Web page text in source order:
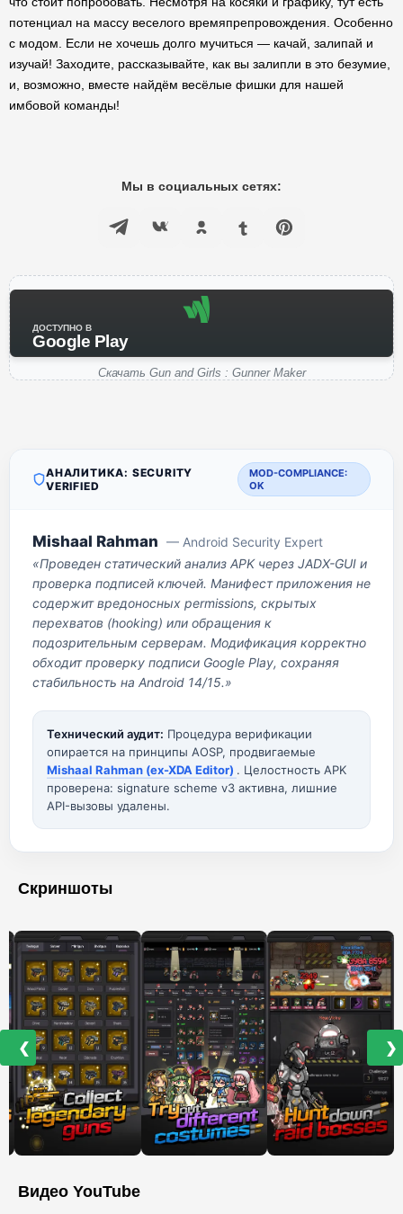
потенциал на массу веселого времяпрепровождения. Особенно
с модом. Если не хочешь долго мучиться — качай, залипай и
изучай! Заходите, рассказывайте, как вы залипли в это безумие,
и, возможно, вместе найдём весёлые фишки для нашей
имбовой команды!
Мы в социальных сетях:
ДОСТУПНО В
Google Play
Скачать Gun and Girls : Gunner Maker
АНАЛИТИКА: SECURITY
VERIFIED
MOD-COMPLIANCE:
OK
Mishaal Rahman — Android Security Expert
«Проведен статический анализ APK через JADX-GUI и
проверка подписей ключей. Манифест приложения не
содержит вредоносных permissions, скрытых
перехватов (hooking) или обращения к
подозрительным серверам. Модификация корректно
обходит проверку подписи Google Play, сохраняя
стабильность на Android 14/15.»
Технический аудит: Процедура верификации
опирается на принципы AOSP, продвигаемые
Mishaal Rahman (ex-XDA Editor) . Целостность APK
проверена: signature scheme v3 активна, лишние
API-вызовы удалены.
Скриншоты
❮ ❯
Видео YouTube